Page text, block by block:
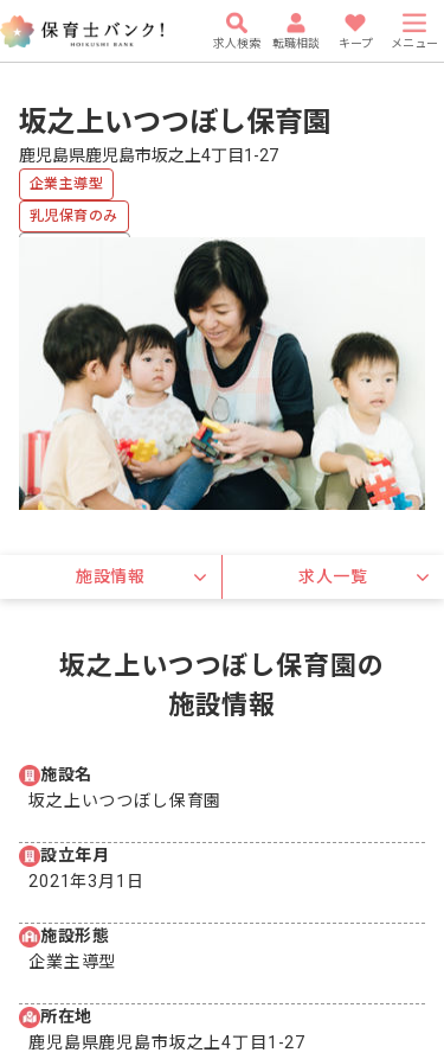
求人検索 転職相談 キープ メニュー
坂之上いつつぼし保育園
鹿児島県鹿児島市坂之上4丁目1-27
企業主導型
乳児保育のみ
有給
駅近5分以内
施設情報 求人一覧
坂之上いつつぼし保育園の
施設情報
施設名
坂之上いつつぼし保育園
設立年月
2021年3月1日
施設形態
企業主導型
所在地
鹿児島県鹿児島市坂之上4丁目1-27